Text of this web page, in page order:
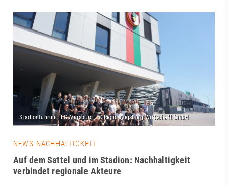
NEWS NACHHALTIGKEIT
Auf dem Sattel und im Stadion: Nachhaltigkeit
verbindet regionale Akteure